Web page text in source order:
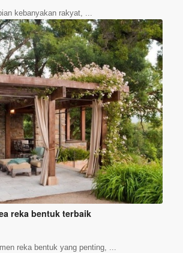
kebanyakan rakyat, ...
reka bentuk terbaik
reka bentuk yang penting, ...